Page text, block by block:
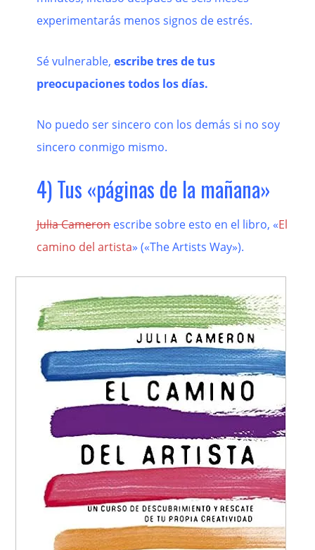
experimentarás menos signos de estrés.
Sé vulnerable,escribe tres de tus
preocupaciones todos los días.
No puedo ser sincero con los demás si no soy
sincero conmigo mismo.
4) Tus «páginas de la mañana»
Julia Cameronescribe sobre esto en el libro, «El
camino del artista» («The Artists Way»).